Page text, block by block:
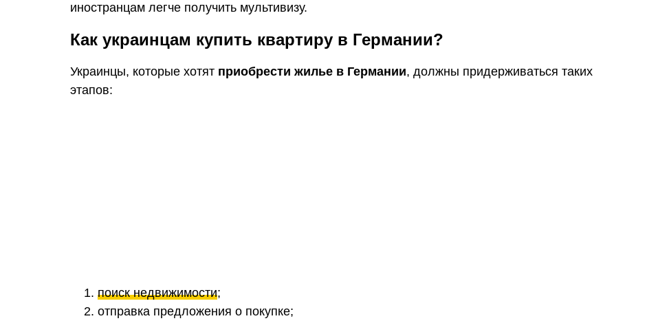
иностранцам легче получить мультивизу.
Как украинцам купить квартиру в Германии?
Украинцы, которые хотят приобрести жилье в Германии, должны придерживаться таких
этапов:
поиск недвижимости;
отправка предложения о покупке;